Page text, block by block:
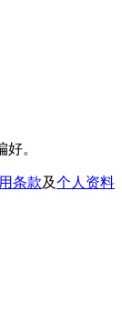
。
条款及个人资料